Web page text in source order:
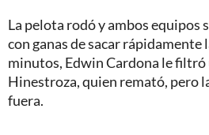
La pelota rodó y ambos equipos
con ganas de sacar rápidamente
minutos, Edwin Cardona le filtró
Hinestroza, quien remató, pero
fuera.